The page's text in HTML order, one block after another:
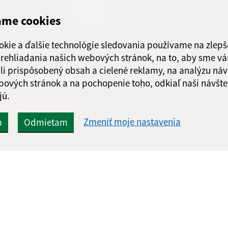
cookies
a ďalšie technológie sledovania používame na
našich webových stránok, na to, aby sme
prispôsobený obsah a cielené reklamy, na analýzu
stránok a na pochopenie toho, odkiaľ naši
Odmietam Zmeniť moje nastavenia
Google reCaptcha Response
Odoslať
správu